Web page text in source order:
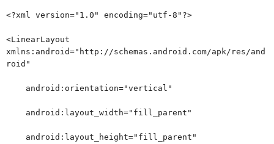
<?xml version="1.0" encoding="utf-8"?>
<LinearLayout
xmlns:android="http://schemas.android.com/apk/res/and
roid"
android:orientation="vertical"
android:layout_width="fill_parent"
android:layout_height="fill_parent"